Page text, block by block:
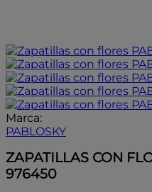
Marca:
PABLOSKY
ZAPATILLAS CON
976450